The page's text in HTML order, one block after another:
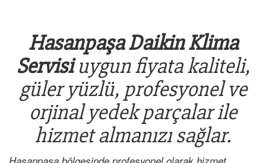
Hasanpaşa Daikin Klima
Servisiuygun fiyata kaliteli,
güler yüzlü, profesyonel ve
orjinal yedek parçalar ile
hizmet almanızı sağlar.